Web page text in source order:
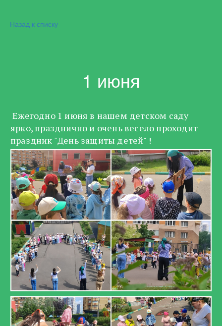
Назад к списку
1 июня
Ежегодно 1 июня в нашем детском саду
ярко, празднично и очень весело проходит
праздник "День защиты детей" !